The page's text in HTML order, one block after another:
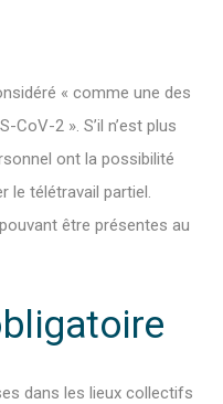
« comme une des
2 ». S’il n’est plus
ont la possibilité
le télétravail partiel.
être présentes au
dans les lieux collectifs